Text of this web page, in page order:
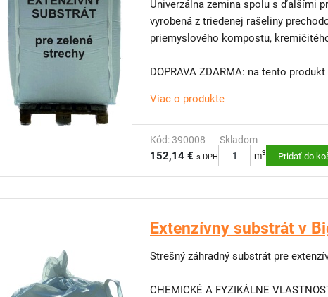
Univerzálna zemina spolu s ďalšími
vyrobená z triedenej rašeliny prechodového
priemyslového kompostu,
DOPRAVA ZDARMA: na tento
Viac o produkte
Kód: 390008 Skladom
152,14 € s DPH m3 Pridať do
Extenzívny substrát v
Strešný záhradný substrát pre
CHEMICKÉ A FYZIKÁLNE